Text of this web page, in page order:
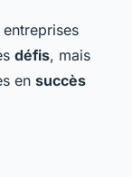
entreprises
défis, mais
en succès